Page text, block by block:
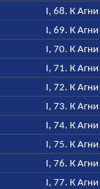
I, 68. К Агни
I, 69. К Агни
I, 70. К Агни
I, 71. К Агни
I, 72. К Агни
I, 73. К Агни
I, 74. К Агни
I, 75. К Агни
I, 76. К Агни
I, 77. К Агни